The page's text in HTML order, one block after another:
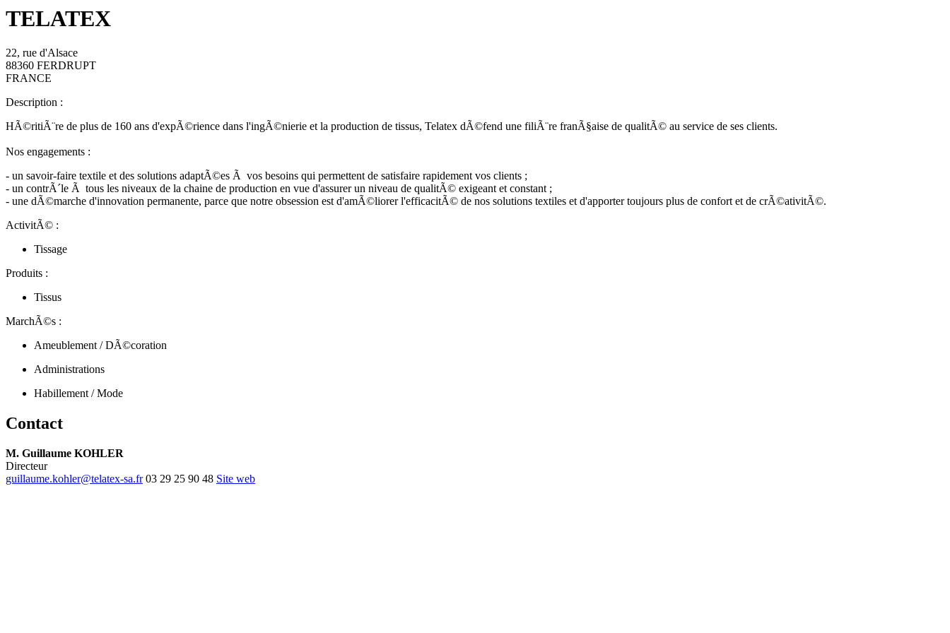
TELATEX
22, rue d'Alsace
88360 FERDRUPT
FRANCE
Description :
HÃ©ritiÃ¨re de plus de 160 ans d'expÃ©rience dans l'ingÃ©nierie et la production de tissus, Telatex dÃ©fend une filiÃ¨re franÃ§aise de qualitÃ© au service de ses clients.
Nos engagements :
- un savoir-faire textile et des solutions adaptÃ©es Ã vos besoins qui permettent de satisfaire rapidement vos clients ;
- un contrÃ´le Ã tous les niveaux de la chaine de production en vue d'assurer un niveau de qualitÃ© exigeant et constant ;
- une dÃ©marche d'innovation permanente, parce que notre obsession est d'amÃ©liorer l'efficacitÃ© de nos solutions textiles et d'apporter toujours plus de confort et de crÃ©ativitÃ©.
ActivitÃ© :
Tissage
Produits :
Tissus
MarchÃ©s :
Ameublement / DÃ©coration
Administrations
Habillement / Mode
Contact
M. Guillaume KOHLER
Directeur
guillaume.kohler@telatex-sa.fr 03 29 25 90 48 Site web